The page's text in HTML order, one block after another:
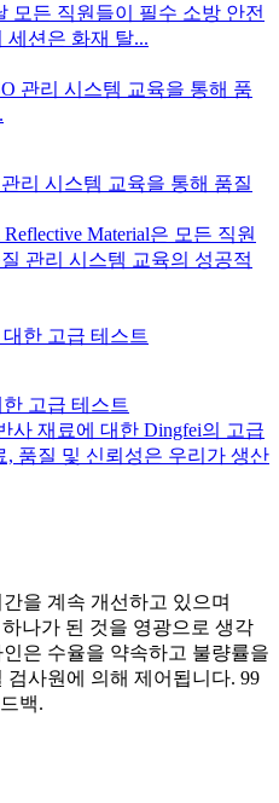
모든 직원들이 필수 소방 안전
세션은 화재 탈...
리 시스템 교육을 통해 품질
Material은 모든 직원
관리 시스템 교육의 성공적
고급 테스트
사 재료에 대한 Dingfei의 고급
, 품질 및 신뢰성은 우리가 생산
을 계속 개선하고 있으며
하나가 된 것을 영광으로 생각
은 수율을 약속하고 불량률을
사원에 의해 제어됩니다. 99
백.